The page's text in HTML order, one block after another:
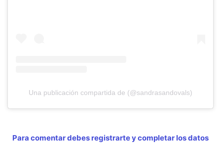
Una publicación compartida de (@sandrasandovals)
Para comentar debes registrarte y completar los datos